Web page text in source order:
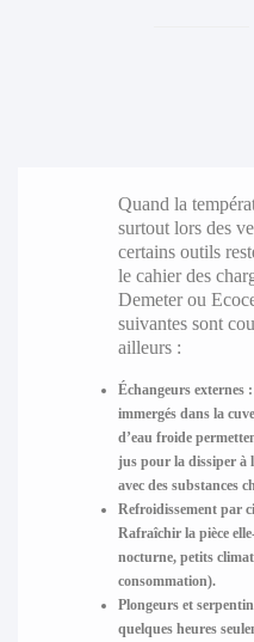
Quand la
surtout lors des
certains outils
le cahier des
Demeter ou
suivantes sont
ailleurs :
Échangeurs externes :
immergés dans la
d’eau froide
jus pour la dissiper à
avec des substances
Refroidissement par
Rafraîchir la pièce
nocturne, petits
consommation).
Plongeurs et
quelques heures